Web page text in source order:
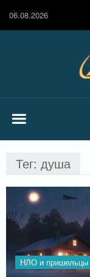
06.08.2026
Тег: душа
НЛО и пришельцы